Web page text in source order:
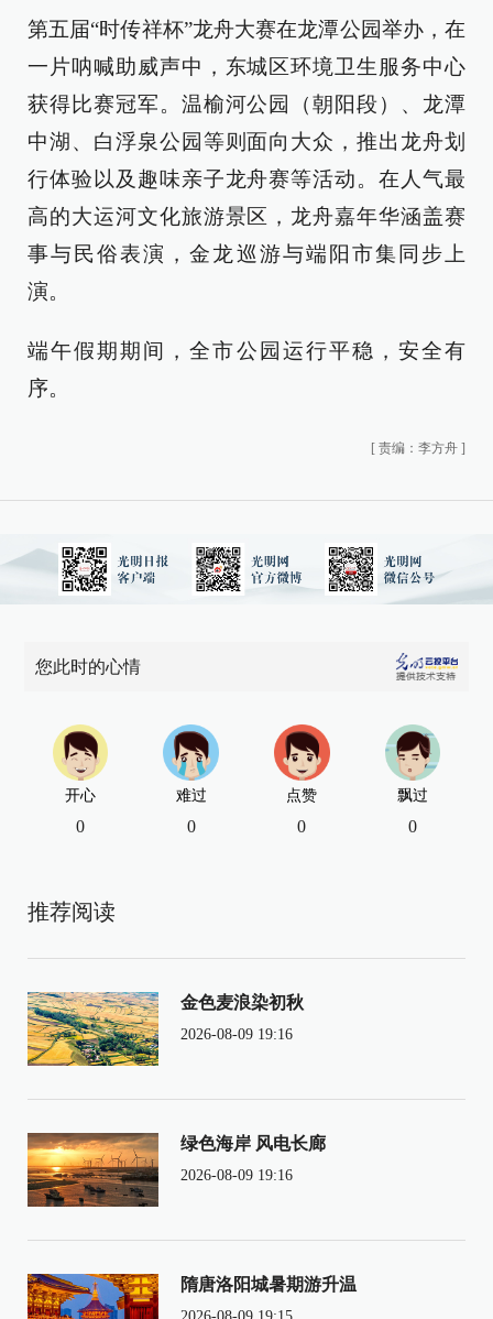
第五届“时传祥杯”龙舟大赛在龙潭公园举办，在
一片呐喊助威声中，东城区环境卫生服务中心
获得比赛冠军。温榆河公园（朝阳段）、龙潭
中湖、白浮泉公园等则面向大众，推出龙舟划
行体验以及趣味亲子龙舟赛等活动。在人气最
高的大运河文化旅游景区，龙舟嘉年华涵盖赛
事与民俗表演，金龙巡游与端阳市集同步上
演。
端午假期期间，全市公园运行平稳，安全有
序。
[ 责编：李方舟 ]
您此时的心情
开心
0
难过
0
点赞
0
飘过
0
推荐阅读
金色麦浪染初秋
2026-08-09 19:16
绿色海岸 风电长廊
2026-08-09 19:16
隋唐洛阳城暑期游升温